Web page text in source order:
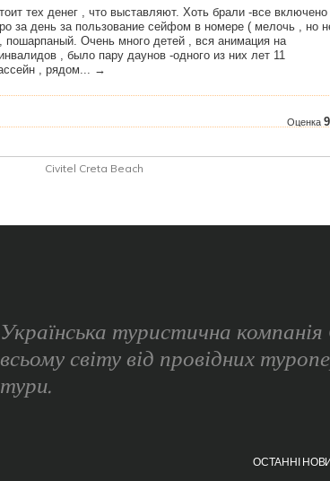
Civitel Creta Beach
Українська туристична
всьому світу від провідних
тури.
ОСТАННІ